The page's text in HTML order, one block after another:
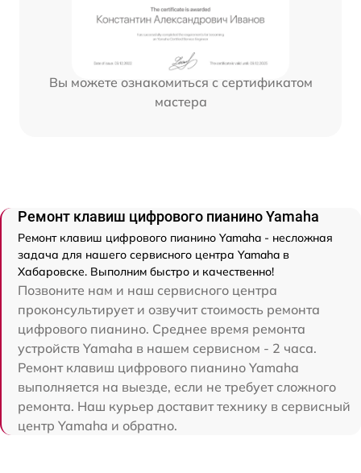
Вы можете ознакомиться с сертификатом
мастера
Ремонт клавиш цифрового пианино Yamaha
Ремонт клавиш цифрового пианино Yamaha - несложная
задача для нашего сервисного центра Yamaha в
Хабаровске. Выполним быстро и качественно!
Позвоните нам и наш сервисного центра
проконсультирует и озвучит стоимость ремонта
цифрового пианино. Среднее время ремонта
устройств Yamaha в нашем сервисном - 2 часа.
Ремонт клавиш цифрового пианино Yamaha
выполняется на выезде, если не требует сложного
ремонта. Наш курьер доставит технику в сервисный
центр Yamaha и обратно.